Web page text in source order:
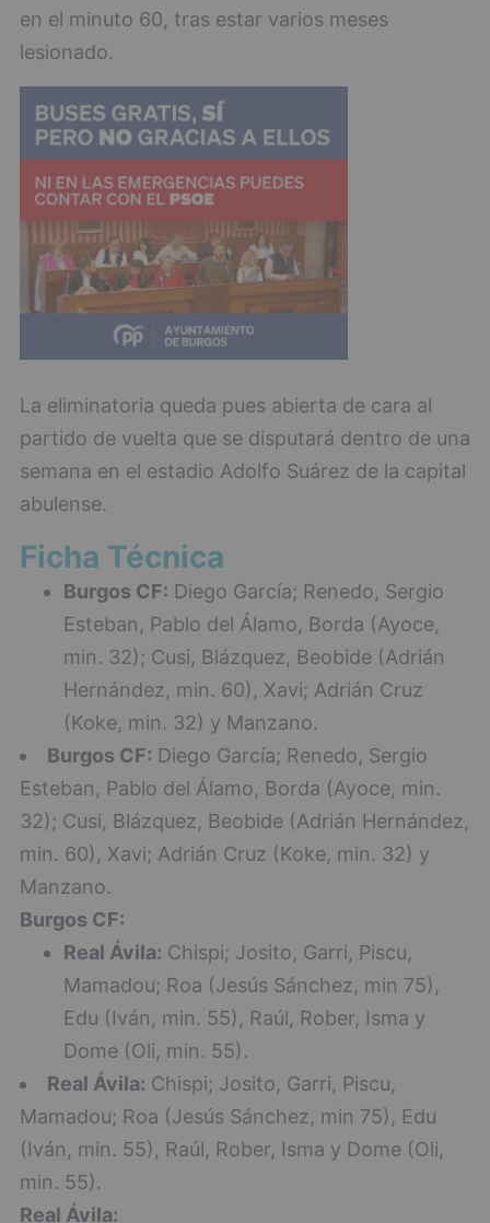
en el minuto 60, tras estar varios meses
lesionado.
La eliminatoria queda pues abierta de cara al
partido de vuelta que se disputará dentro de una
semana en el estadio Adolfo Suárez de la capital
abulense.
Ficha Técnica
Burgos CF: Diego García; Renedo, Sergio
Esteban, Pablo del Álamo, Borda (Ayoce,
min. 32); Cusi, Blázquez, Beobide (Adrián
Hernández, min. 60), Xavi; Adrián Cruz
(Koke, min. 32) y Manzano.
Burgos CF: Diego García; Renedo, Sergio
Esteban, Pablo del Álamo, Borda (Ayoce, min.
32); Cusi, Blázquez, Beobide (Adrián Hernández,
min. 60), Xavi; Adrián Cruz (Koke, min. 32) y
Manzano.
Burgos CF:
Real Ávila: Chispi; Josito, Garri, Piscu,
Mamadou; Roa (Jesús Sánchez, min 75),
Edu (Iván, min. 55), Raúl, Rober, Isma y
Dome (Oli, min. 55).
Real Ávila: Chispi; Josito, Garri, Piscu,
Mamadou; Roa (Jesús Sánchez, min 75), Edu
(Iván, min. 55), Raúl, Rober, Isma y Dome (Oli,
min. 55).
Real Ávila: